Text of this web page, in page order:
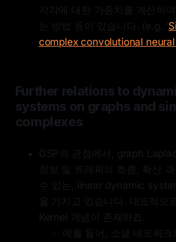
각각에 대한 가중치를 계산하
는 방법 등이 있습니다. (e.g. '
complex convolutional
Further relations to
systems on graphs and
complexes
GSP의 관점에서, graph
정보 및 트래픽의 흐름, 확산
수 있는, linear dynamic
을 가지고 있습니다. 대표적으
Kernel 개념이 존재하죠.
예를 들어, 소셜 네트워